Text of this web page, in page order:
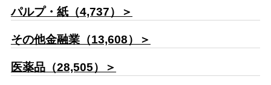
パルプ・紙（4,737）＞
その他金融業（13,608）＞
医薬品（28,505）＞